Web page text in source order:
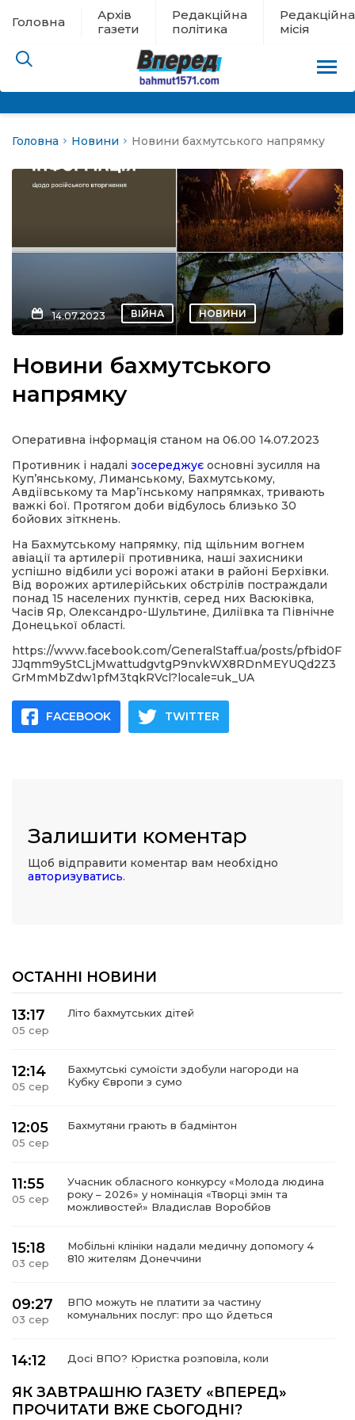
Головна
Архів
газети
Редакційна
політика
Редакційна
місія
евакуації
політика
місія
Головна Новини Новини бахмутського напрямку
14.07.2023 ВІЙНА НОВИНИ
Новини бахмутського
напрямку
Оперативна інформація станом на 06.00 14.07.2023
Противник і надалі зосереджує основні зусилля на
Куп’янському, Лиманському, Бахмутському,
Авдіївському та Мар’їнському напрямках, тривають
важкі бої. Протягом доби відбулось близько 30
бойових зіткнень.
На Бахмутському напрямку, під щільним вогнем
авіації та артилерії противника, наші захисники
успішно відбили усі ворожі атаки в районі Берхівки.
Від ворожих артилерійських обстрілів постраждали
понад 15 населених пунктів, серед них Васюківка,
Часів Яр, Олександро-Шультине, Диліївка та Північне
Донецької області.
https://www.facebook.com/GeneralStaff.ua/posts/pfbid0F
JJqmm9y5tCLjMwattudgvtgP9nvkWX8RDnMEYUQd2Z3
GrMmMbZdw1pfM3tqkRVcl?locale=uk_UA
FACEBOOK TWITTER
Залишити коментар
Щоб відправити коментар вам необхідно
авторизуватись.
ОСТАННІ НОВИНИ
13:17
05 сер
Літо бахмутських дітей
12:14
05 сер
Бахмутські сумоїсти здобули нагороди на
Кубку Європи з сумо
12:05
05 сер
Бахмутяни грають в бадмінтон
11:55
05 сер
Учасник обласного конкурсу «Молода людина
року – 2026» у номінація «Творці змін та
можливостей» Владислав Воробйов
15:18
03 сер
Мобільні клініки надали медичну допомогу 4
810 жителям Донеччини
09:27
03 сер
ВПО можуть не платити за частину
комунальних послуг: про що йдеться
14:12
Досі ВПО? Юристка розповіла, коли
переселенці втрачають виплати та статус
ЯК ЗАВТРАШНЮ ГАЗЕТУ «ВПЕРЕД»
ПРОЧИТАТИ ВЖЕ СЬОГОДНІ?